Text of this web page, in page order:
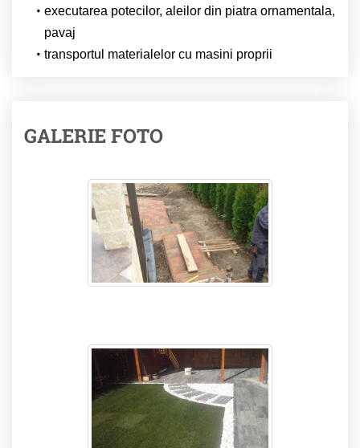
executarea potecilor, aleilor din piatra ornamentala,
pavaj
transportul materialelor cu masini proprii
GALERIE FOTO